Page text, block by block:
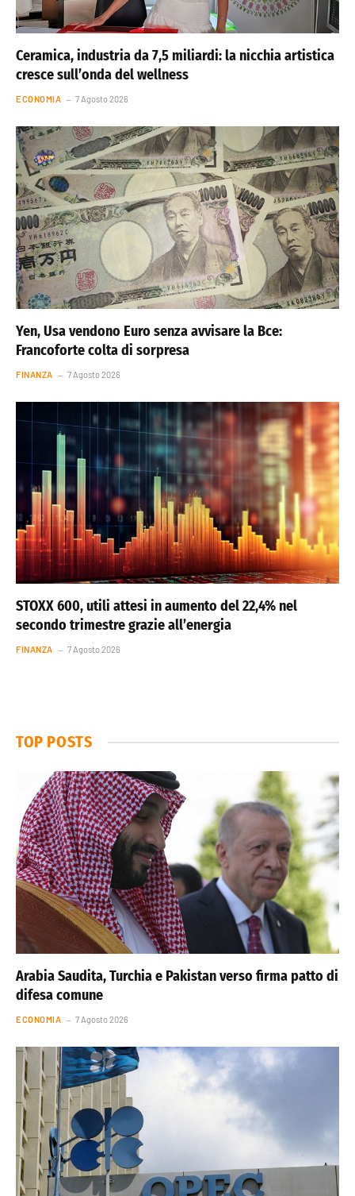
Ceramica, industria da 7,5 miliardi: la nicchia artistica
cresce sull’onda del wellness
ECONOMIA 7 Agosto 2026
Yen, Usa vendono Euro senza avvisare la Bce:
Francoforte colta di sorpresa
FINANZA 7 Agosto 2026
STOXX 600, utili attesi in aumento del 22,4% nel
secondo trimestre grazie all’energia
FINANZA 7 Agosto 2026
TOP POSTS
Arabia Saudita, Turchia e Pakistan verso firma patto di
difesa comune
ECONOMIA 7 Agosto 2026